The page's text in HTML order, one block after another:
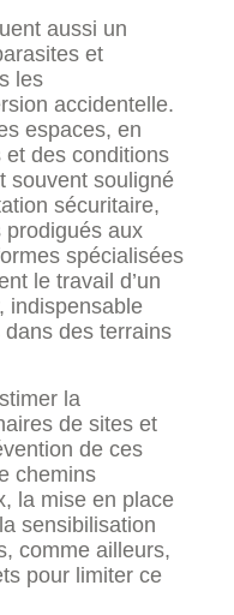
aussi un
et
les
accidentelle.
espaces, en
des conditions
souvent souligné
sécuritaire,
prodigués aux
spécialisées
le travail d’un
indispensable
des terrains
la
de sites et
de ces
chemins
la mise en place
sensibilisation
comme ailleurs,
pour limiter ce